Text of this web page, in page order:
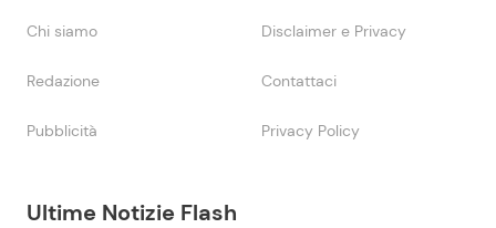
Ultime Notizie Flash
Chi siamo Disclaimer e Privacy
Redazione Contattaci
Pubblicità Privacy Policy